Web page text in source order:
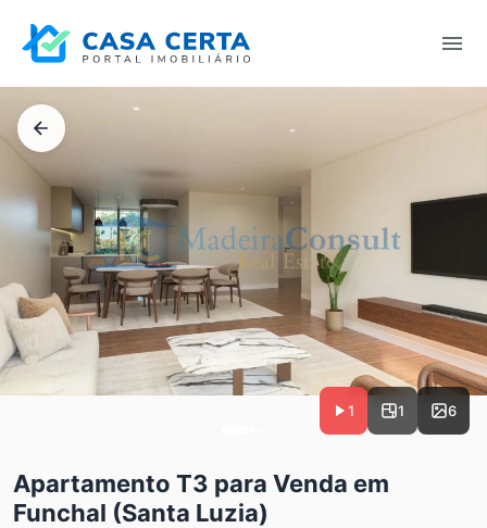
1 1 6
Apartamento T3 para Venda em
Funchal (Santa Luzia)